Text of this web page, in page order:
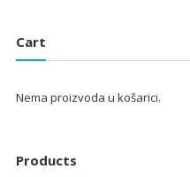
Cart
Nema proizvoda u košarici.
Products